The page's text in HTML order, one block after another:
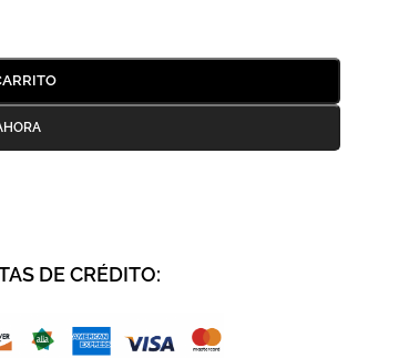
DE CRÉDITO: